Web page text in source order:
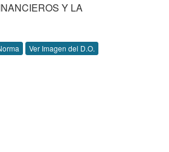
Y LA
Ver Imagen del D.O.